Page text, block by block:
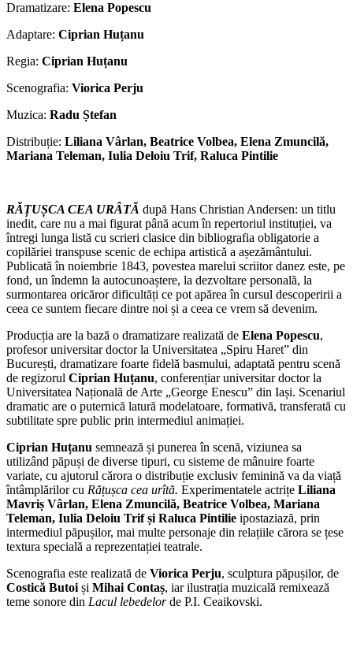
Dramatizare: Elena Popescu
Adaptare: Ciprian Huțanu
Regia: Ciprian Huțanu
Scenografia: Viorica Perju
Muzica: Radu Ștefan
Distribuție: Liliana Vârlan, Beatrice Volbea, Elena Zmuncilă,
Mariana Teleman, Iulia Deloiu Trif, Raluca Pintilie
RĂȚUȘCA CEA URÂTĂ după Hans Christian Andersen: un titlu
inedit, care nu a mai figurat până acum în repertoriul instituției, va
întregi lunga listă cu scrieri clasice din bibliografia obligatorie a
copilăriei transpuse scenic de echipa artistică a așezământului.
Publicată în noiembrie 1843, povestea marelui scriitor danez este, pe
fond, un îndemn la autocunoaștere, la dezvoltare personală, la
surmontarea oricăror dificultăți ce pot apărea în cursul descoperirii a
ceea ce suntem fiecare dintre noi și a ceea ce vrem să devenim.
Producția are la bază o dramatizare realizată de Elena Popescu,
profesor universitar doctor la Universitatea „Spiru Haret” din
București, dramatizare foarte fidelă basmului, adaptată pentru scenă
de regizorul Ciprian Huțanu, conferențiar universitar doctor la
Universitatea Națională de Arte „George Enescu” din Iași. Scenariul
dramatic are o puternică latură modelatoare, formativă, transferată cu
subtilitate spre public prin intermediul animației.
Ciprian Huțanu semnează și punerea în scenă, viziunea sa
utilizând păpuși de diverse tipuri, cu sisteme de mânuire foarte
variate, cu ajutorul cărora o distribuție exclusiv feminină va da viață
întâmplărilor cu Rățușca cea urîtă. Experimentatele actrițe Liliana
Mavriș Vârlan, Elena Zmuncilă, Beatrice Volbea, Mariana
Teleman, Iulia Deloiu Trif și Raluca Pintilie ipostaziază, prin
intermediul păpușilor, mai multe personaje din relațiile cărora se țese
textura specială a reprezentației teatrale.
Scenografia este realizată de Viorica Perju, sculptura păpușilor, de
Costică Butoi și Mihai Contaș, iar ilustrația muzicală remixează
teme sonore din Lacul lebedelorde P.I. Ceaikovski.